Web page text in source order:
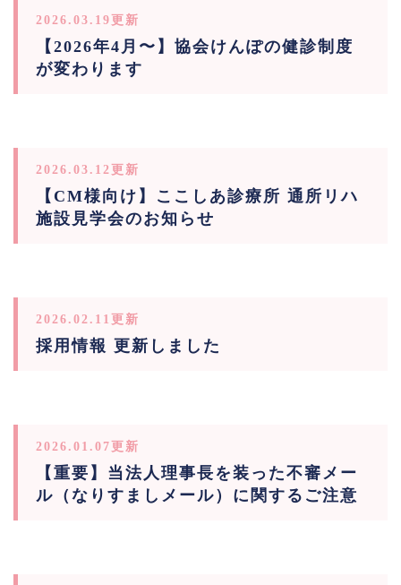
2026.03.19更新
【2026年4月〜】協会けんぽの健診制度
が変わります
2026.03.12更新
【CM様向け】ここしあ診療所 通所リハ
施設見学会のお知らせ
2026.02.11更新
採用情報 更新しました
2026.01.07更新
【重要】当法人理事長を装った不審メー
ル（なりすましメール）に関するご注意